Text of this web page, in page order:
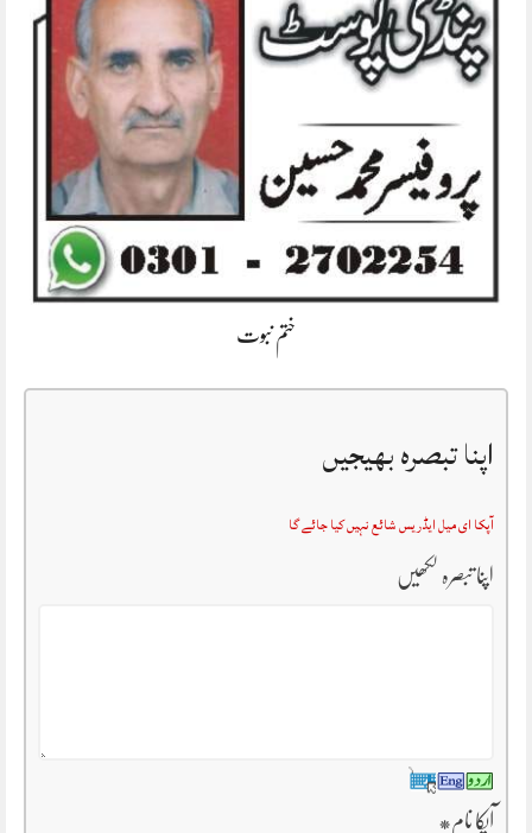
ختم نبوت
اپنا تبصرہ بھیجیں
آپکا ای میل ایڈریس شائع نہیں کیا جائے گا
اپنا تبصرہ لکھیں
آپکا نام*